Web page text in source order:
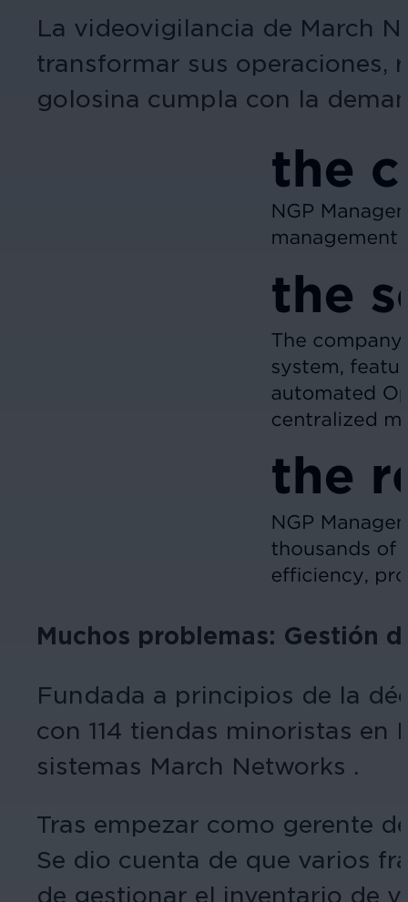
La videovigilancia de March
transformar sus operaciones,
golosina cumpla con la
Muchos problemas: Gestión
Fundada a principios de la
con 114 tiendas minoristas en
sistemas March Networks .
Tras empezar como gerente
Se dio cuenta de que varios
de gestionar el inventario de